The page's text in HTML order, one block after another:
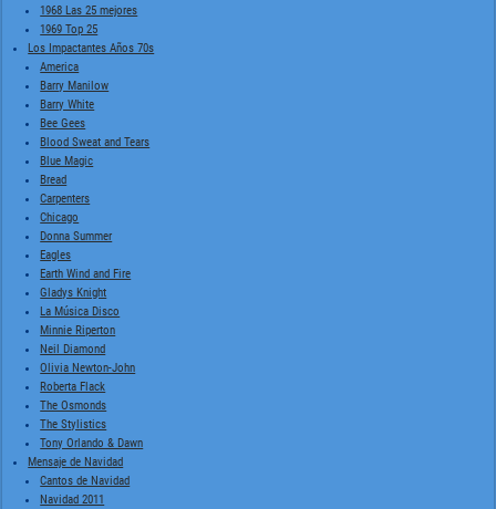
1968 Las 25 mejores
1969 Top 25
Los Impactantes Años 70s
America
Barry Manilow
Barry White
Bee Gees
Blood Sweat and Tears
Blue Magic
Bread
Carpenters
Chicago
Donna Summer
Eagles
Earth Wind and Fire
Gladys Knight
La Música Disco
Minnie Riperton
Neil Diamond
Olivia Newton-John
Roberta Flack
The Osmonds
The Stylistics
Tony Orlando & Dawn
Mensaje de Navidad
Cantos de Navidad
Navidad 2011